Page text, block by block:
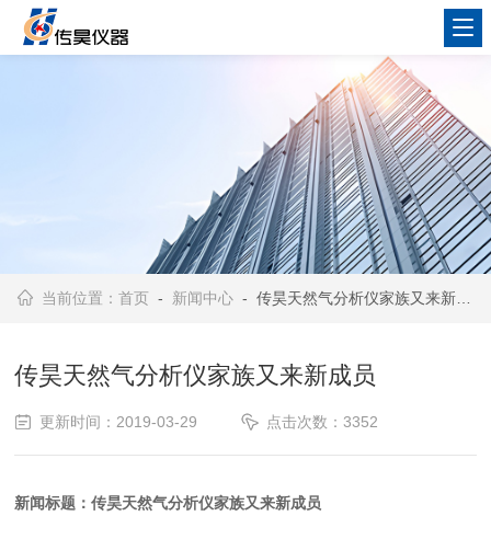
当前位置：首页 - 新闻中心 - 传昊天然气分析仪家族又来新成员
传昊天然气分析仪家族又来新成员
更新时间：2019-03-29 点击次数：3352
新闻标题：传昊天然气分析仪家族又来新成员